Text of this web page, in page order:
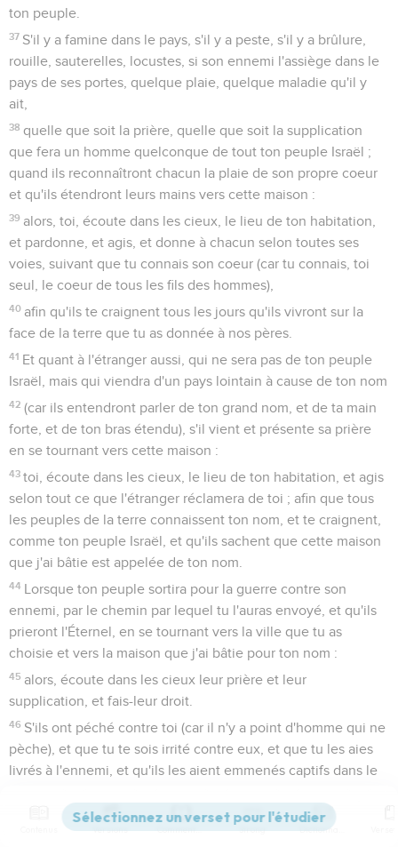
ton peuple.
37 S'il y a famine dans le pays, s'il y a peste, s'il y a brûlure,
rouille, sauterelles, locustes, si son ennemi l'assiège dans le
pays de ses portes, quelque plaie, quelque maladie qu'il y
ait,
38 quelle que soit la prière, quelle que soit la supplication
que fera un homme quelconque de tout ton peuple Israël ;
quand ils reconnaîtront chacun la plaie de son propre coeur
et qu'ils étendront leurs mains vers cette maison :
39 alors, toi, écoute dans les cieux, le lieu de ton habitation,
et pardonne, et agis, et donne à chacun selon toutes ses
voies, suivant que tu connais son coeur (car tu connais, toi
seul, le coeur de tous les fils des hommes),
40 afin qu'ils te craignent tous les jours qu'ils vivront sur la
face de la terre que tu as donnée à nos pères.
41 Et quant à l'étranger aussi, qui ne sera pas de ton peuple
Israël, mais qui viendra d'un pays lointain à cause de ton nom
42 (car ils entendront parler de ton grand nom, et de ta main
forte, et de ton bras étendu), s'il vient et présente sa prière
en se tournant vers cette maison :
43 toi, écoute dans les cieux, le lieu de ton habitation, et agis
selon tout ce que l'étranger réclamera de toi ; afin que tous
les peuples de la terre connaissent ton nom, et te craignent,
comme ton peuple Israël, et qu'ils sachent que cette maison
que j'ai bâtie est appelée de ton nom.
44 Lorsque ton peuple sortira pour la guerre contre son
ennemi, par le chemin par lequel tu l'auras envoyé, et qu'ils
prieront l'Éternel, en se tournant vers la ville que tu as
choisie et vers la maison que j'ai bâtie pour ton nom :
45 alors, écoute dans les cieux leur prière et leur
supplication, et fais-leur droit.
46 S'ils ont péché contre toi (car il n'y a point d'homme qui ne
pèche), et que tu te sois irrité contre eux, et que tu les aies
livrés à l'ennemi, et qu'ils les aient emmenés captifs dans le
et que, dans le pays où ils auront été emmenés captifs, ils
Versions Commentaires Strong